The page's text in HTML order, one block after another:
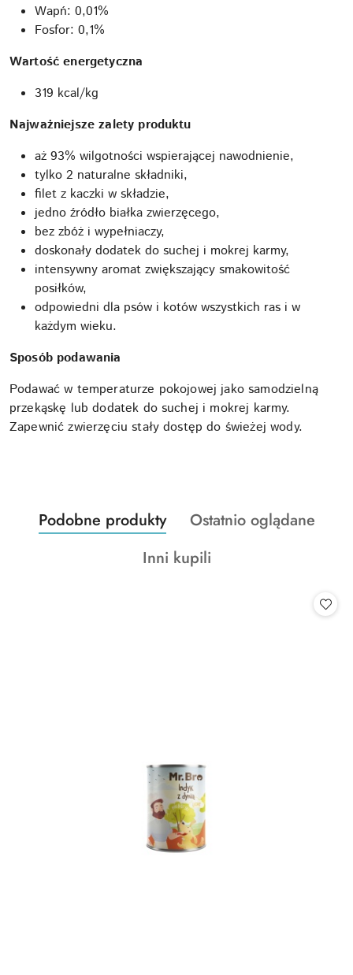
Wapń: 0,01%
Fosfor: 0,1%
Wartość energetyczna
319 kcal/kg
Najważniejsze zalety produktu
aż 93% wilgotności wspierającej nawodnienie,
tylko 2 naturalne składniki,
filet z kaczki w składzie,
jedno źródło białka zwierzęcego,
bez zbóż i wypełniaczy,
doskonały dodatek do suchej i mokrej karmy,
intensywny aromat zwiększający smakowitość
posiłków,
odpowiedni dla psów i kotów wszystkich ras i w
każdym wieku.
Sposób podawania
Podawać w temperaturze pokojowej jako samodzielną
przekąskę lub dodatek do suchej i mokrej karmy.
Zapewnić zwierzęciu stały dostęp do świeżej wody.
Pomiń karuzelę produktów
Produkty
o
Podobne produkty
Produkty
statusie:
Ostatnio oglądane
Produkty
Inni kupili